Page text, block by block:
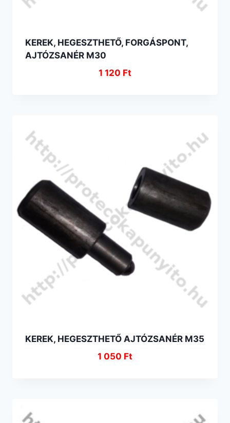
KEREK, HEGESZTHETŐ, FORGÁSPONT,
AJTÓZSANÉR M30
1 120 Ft
KEREK, HEGESZTHETŐ AJTÓZSANÉR M35
1 050 Ft